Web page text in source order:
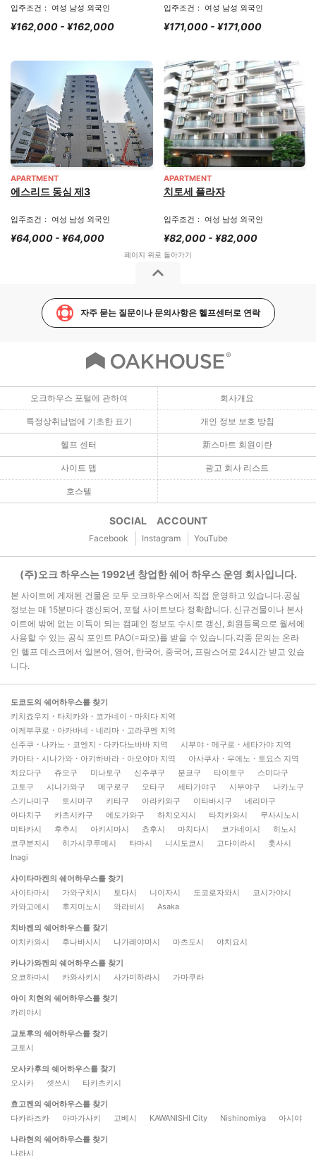
입주조건： 여성 남성 외국인
¥162,000 - ¥162,000
입주조건： 여성 남성 외국인
¥171,000 - ¥171,000
APARTMENT
에스리드 동심 제3
입주조건： 여성 남성 외국인
¥64,000 - ¥64,000
APARTMENT
치토세 플라자
입주조건： 여성 남성 외국인
¥82,000 - ¥82,000
자주 묻는 질문이나 문의사항은 헬프센터로 연락
오크하우스 포털에 관하여 회사개요
특정상취납법에 기초한 표기 개인 정보 보호 방침
헬프 센터 新스마트 회원이란
사이트 맵 광고 회사 리스트
호스텔
SOCIAL ACCOUNT
Facebook Instagram YouTube
(주)오크 하우스는 1992년 창업한 쉐어 하우스 운영 회사입니다.
본 사이트에 게재된 건물은 모두 오크하우스에서 직접 운영하고 있습니다.공실
정보는 매 15분마다 갱신되어, 포털 사이트보다 정확합니다. 신규건물이나 본사
이트에 밖에 없는 이득이 되는 캠페인 정보도 수시로 갱신, 회원등록으로 월세에
사용할 수 있는 공식 포인트 PAO(=파오)를 받을 수 있습니다.각종 문의는 온라
인 헬프 데스크에서 일본어, 영어, 한국어, 중국어, 프랑스어로 24시간 받고 있습
니다.
도쿄도의 쉐어하우스를 찾기
키치죠우지・타치카와・코가네이・마치다 지역
이케부쿠로・아카바네・네리마・고라쿠엔 지역
신주쿠・나카노・코엔지・다카다노바바 지역
시부야・메구로・세타가야 지역
카마타・시나가와・아키하바라・아오야마 지역
아사쿠사・우에노・토요스 지역
치요다구
쥬오구 미나토구 신주쿠구 분쿄구 타이토구
스미다구
고토구
시나가와구 메구로구 오타구 세타가야구 시부야구
나카노구
스기나미구
토시마구 키타구 아라카와구 이타바시구
네리마구
아다치구
카츠시카구 에도가와구 하치오지시 타치카와시
무사시노시
미타카시
후추시 아키시마시 쵸후시 마치다시 코가네이시
히노시
코쿠분지시
히가시쿠루메시 타마시 니시도쿄시 고다이라시
훗사시
Inagi
사이타마켄의 쉐어하우스를 찾기
사이타마시
가와구치시 토다시 니이자시 도코로자와시
코시가야시
카와고에시
후지미노시 와라비시 Asaka
치바켄의 쉐어하우스를 찾기
이치카와시
후나바시시 나가레야마시 마츠도시 야치요시
카나가와켄의 쉐어하우스를 찾기
요코하마시
카와사키시 사가미하라시 가마쿠라
아이 치현의 쉐어하우스를 찾기
카리야시
교토후의 쉐어하우스를 찾기
교토시
오사카후의 쉐어하우스를 찾기
오사카
셋쓰시 타카츠키시
효고켄의 쉐어하우스를 찾기
다카라즈카
아마가사키 고베시 KAWANISHI City Nishinomiya 아시야
나라현의 쉐어하우스를 찾기
나라시